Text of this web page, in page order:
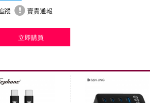
蹤 賣貴通報
立即購買